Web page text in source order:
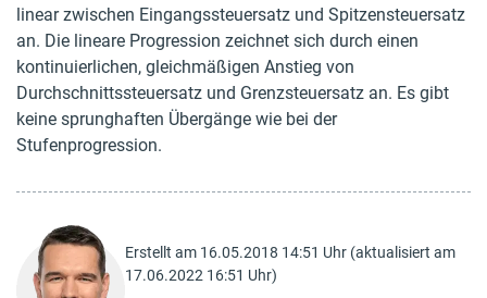
linear zwischen Eingangssteuersatz und Spitzensteuersatz
an. Die lineare Progression zeichnet sich durch einen
kontinuierlichen, gleichmäßigen Anstieg von
Durchschnittssteuersatz und Grenzsteuersatz an. Es gibt
keine sprunghaften Übergänge wie bei der
Stufenprogression.
Erstellt am 16.05.2018 14:51 Uhr (aktualisiert am
17.06.2022 16:51 Uhr)